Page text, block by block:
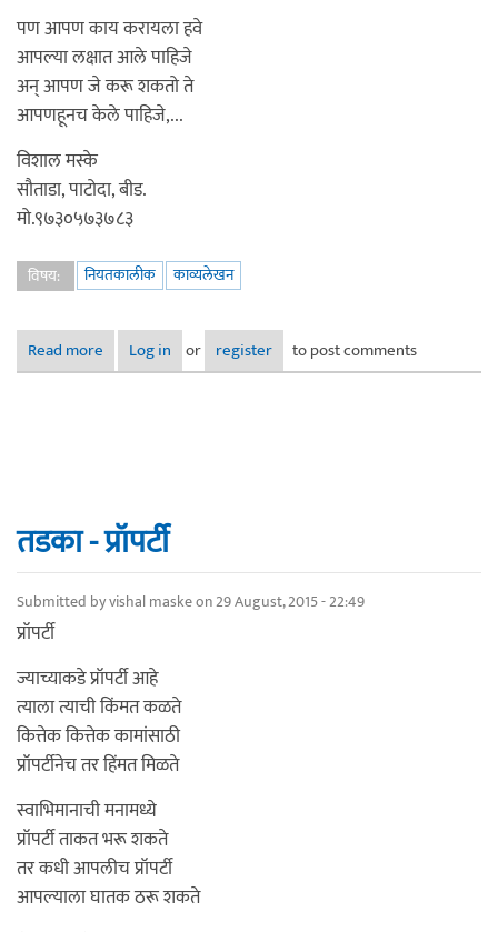
पण आपण काय करायला हवे
आपल्या लक्षात आले पाहिजे
अन् आपण जे करू शकतो ते
आपणहूनच केले पाहिजे,...
विशाल मस्के
सौताडा, पाटोदा, बीड.
मो.९७३०५७३७८३
विषय: नियतकालीक काव्यलेखन
Read more about तडका - आपण
Log in or register to post comments
तडका - प्रॉपर्टी
Submitted byvishal maskeon 29 August, 2015 - 22:49
प्रॉपर्टी
ज्याच्याकडे प्रॉपर्टी आहे
त्याला त्याची किंमत कळते
कित्तेक कित्तेक कामांसाठी
प्रॉपर्टीनेच तर हिंमत मिळते
स्वाभिमानाची मनामध्ये
प्रॉपर्टी ताकत भरू शकते
तर कधी आपलीच प्रॉपर्टी
आपल्याला घातक ठरू शकते